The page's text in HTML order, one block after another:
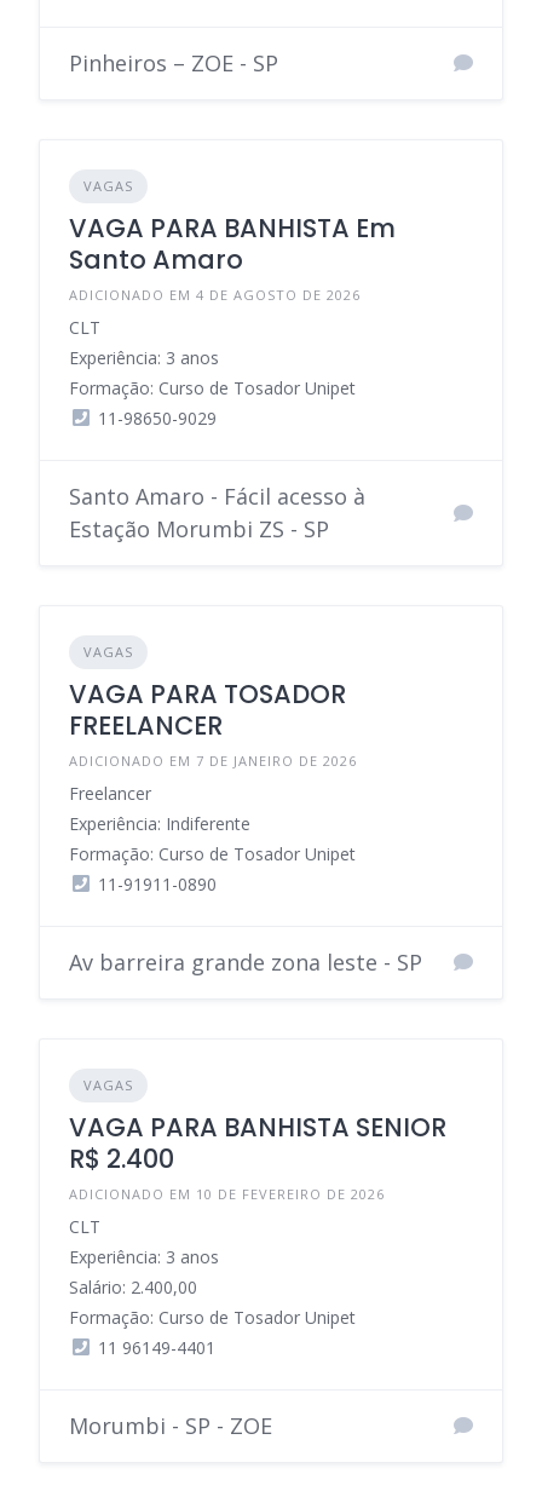
Pinheiros – ZOE - SP
VAGAS
VAGA PARA BANHISTA Em
Santo Amaro
ADICIONADO EM 4 DE AGOSTO DE 2026
CLT
Experiência: 3 anos
Formação: Curso de Tosador Unipet
11-98650-9029
Santo Amaro - Fácil acesso à
Estação Morumbi ZS - SP
VAGAS
VAGA PARA TOSADOR
FREELANCER
ADICIONADO EM 7 DE JANEIRO DE 2026
Freelancer
Experiência: Indiferente
Formação: Curso de Tosador Unipet
11-91911-0890
Av barreira grande zona leste - SP
VAGAS
VAGA PARA BANHISTA SENIOR
R$ 2.400
ADICIONADO EM 10 DE FEVEREIRO DE 2026
CLT
Experiência: 3 anos
Salário: 2.400,00
Formação: Curso de Tosador Unipet
11 96149-4401
Morumbi - SP - ZOE